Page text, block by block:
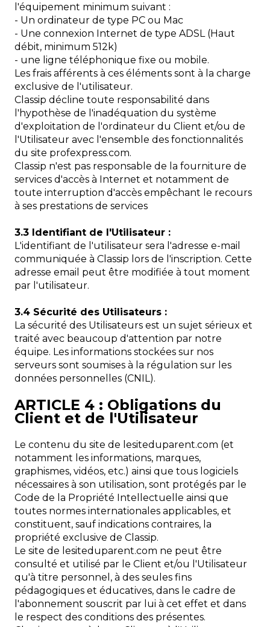
l'équipement minimum suivant :
- Un ordinateur de type PC ou Mac
- Une connexion Internet de type ADSL (Haut
débit, minimum 512k)
- une ligne téléphonique fixe ou mobile.
Les frais afférents à ces éléments sont à la charge
exclusive de l'utilisateur.
Classip décline toute responsabilité dans
l'hypothèse de l'inadéquation du système
d'exploitation de l'ordinateur du Client et/ou de
l'Utilisateur avec l'ensemble des fonctionnalités
du site profexpress.com.
Classip n'est pas responsable de la fourniture de
services d'accès à Internet et notamment de
toute interruption d'accès empêchant le recours
à ses prestations de services
3.3 Identifiant de l'Utilisateur :
L'identifiant de l'utilisateur sera l'adresse e-mail
communiquée à Classip lors de l'inscription. Cette
adresse email peut être modifiée à tout moment
par l'utilisateur.
3.4 Sécurité des Utilisateurs :
La sécurité des Utilisateurs est un sujet sérieux et
traité avec beaucoup d'attention par notre
équipe. Les informations stockées sur nos
serveurs sont soumises à la régulation sur les
données personnelles (CNIL).
ARTICLE 4 : Obligations du
Client et de l'Utilisateur
Le contenu du site de lesiteduparent.com (et
notamment les informations, marques,
graphismes, vidéos, etc.) ainsi que tous logiciels
nécessaires à son utilisation, sont protégés par le
Code de la Propriété Intellectuelle ainsi que
toutes normes internationales applicables, et
constituent, sauf indications contraires, la
propriété exclusive de Classip.
Le site de lesiteduparent.com ne peut être
consulté et utilisé par le Client et/ou l'Utilisateur
qu'à titre personnel, à des seules fins
pédagogiques et éducatives, dans le cadre de
l'abonnement souscrit par lui à cet effet et dans
le respect des conditions des présentes.